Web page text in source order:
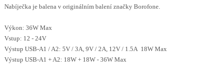
Nabíječka je balena v originálním balení značky Borofone.
Výkon: 36W Max
Vstup: 12 - 24V
Výstup USB-A1 / A2: 5V / 3A, 9V / 2A, 12V / 1.5A 18W Max
Výstup USB-A1 + A2: 18W + 18W - 36W Max